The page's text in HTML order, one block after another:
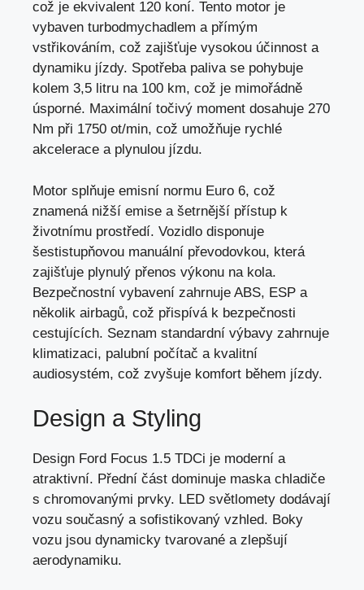
což je ekvivalent 120 koní. Tento motor je
vybaven turbodmychadlem a přímým
vstřikováním, což zajišťuje vysokou účinnost a
dynamiku jízdy. Spotřeba paliva se pohybuje
kolem 3,5 litru na 100 km, což je mimořádně
úsporné. Maximální točivý moment dosahuje 270
Nm při 1750 ot/min, což umožňuje rychlé
akcelerace a plynulou jízdu.
Motor splňuje emisní normu Euro 6, což
znamená nižší emise a šetrnější přístup k
životnímu prostředí. Vozidlo disponuje
šestistupňovou manuální převodovkou, která
zajišťuje plynulý přenos výkonu na kola.
Bezpečnostní vybavení zahrnuje ABS, ESP a
několik airbagů, což přispívá k bezpečnosti
cestujících. Seznam standardní výbavy zahrnuje
klimatizaci, palubní počítač a kvalitní
audiosystém, což zvyšuje komfort během jízdy.
Design a Styling
Design Ford Focus 1.5 TDCi je moderní a
atraktivní. Přední část dominuje maska chladiče
s chromovanými prvky. LED světlomety dodávají
vozu současný a sofistikovaný vzhled. Boky
vozu jsou dynamicky tvarované a zlepšují
aerodynamiku.